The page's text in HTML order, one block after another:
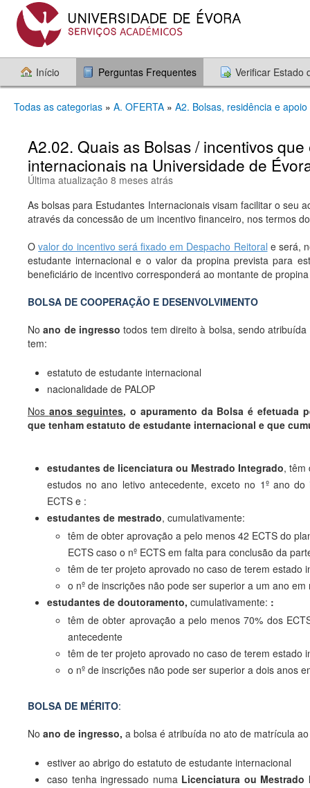
Início Perguntas Frequentes Verificar Estado
Todas as categorias » A. OFERTA » A2. Bolsas, residência e
A2.02. Quais as Bolsas / incentivos
internacionais na Universidade de
Última atualização 8 meses atrás
As bolsas para Estudantes Internacionais visam facilitar o seu
através da concessão de um incentivo financeiro, nos termos
Ovalor do incentivo será fixado em Despacho Reitoral e será,
estudante internacional e o valor da propina prevista para
beneficiário de incentivo corresponderá ao montante de
BOLSA DE COOPERAÇÃO E DESENVOLVIMENTO
Noano de ingresso todos tem direito à bolsa, sendo
tem:
estatuto de estudante internacional
nacionalidade de PALOP
Nos anos seguintes, o apuramento da Bolsa é efetuada
que tenham estatuto de estudante internacional e que
estudantes de licenciatura ou Mestrado Integrado, têm
estudos no ano letivo antecedente, exceto no 1º ano
ECTS e :
estudantes de mestrado, cumulativamente:
têm de obter aprovação a pelo menos 42 ECTS do
ECTS caso o nº ECTS em falta para conclusão da
têm de ter projeto aprovado no caso de terem estado
o nº de inscrições não pode ser superior a um ano
estudantes de doutoramento, cumulativamente: :
têm de obter aprovação a pelo menos 70% dos
antecedente
têm de ter projeto aprovado no caso de terem estado
o nº de inscrições não pode ser superior a dois anos
BOLSA DE MÉRITO:
No ano de ingresso, a bolsa é atribuída no ato de matrícula
estiver ao abrigo do estatuto de estudante internacional
caso tenha ingressado numa Licenciatura ou Mestrado